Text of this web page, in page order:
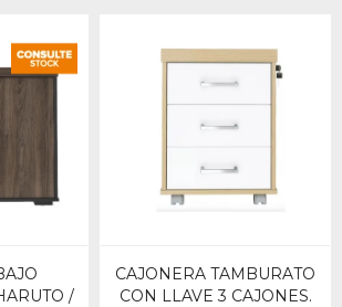
/
CAJONERA TAMBURATO
CON LLAVE 3 CAJONES.